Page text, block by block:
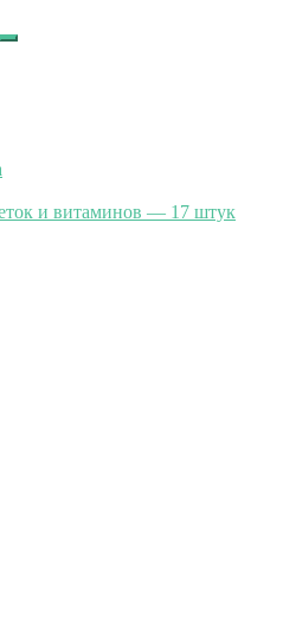
Найти
и витаминов — 17 штук